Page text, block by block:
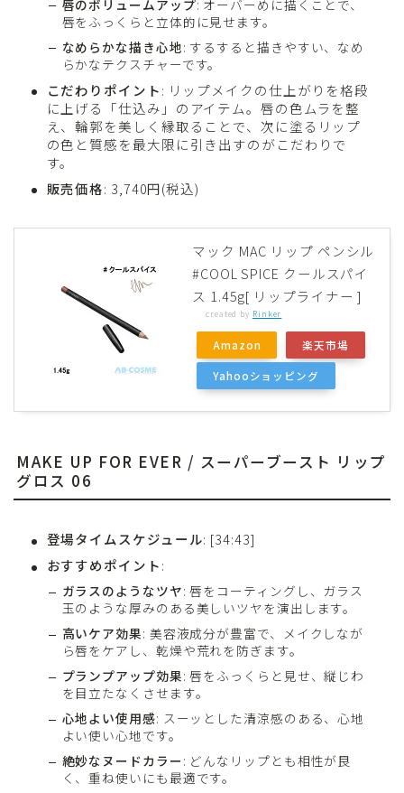
唇のボリュームアップ: オーバーめに描くことで、
唇をふっくらと立体的に見せます。
なめらかな描き心地: するすると描きやすい、なめ
らかなテクスチャーです。
こだわりポイント: リップメイクの仕上がりを格段
に上げる「仕込み」のアイテム。唇の色ムラを整
え、輪郭を美しく縁取ることで、次に塗るリップ
の色と質感を最大限に引き出すのがこだわりで
す。
販売価格: 3,740円(税込)
マック MAC リップ ペンシル
#COOL SPICE クールスパイ
ス 1.45g[ リップライナー ]
created by Rinker
Amazon 楽天市場
Yahooショッピング
MAKE UP FOR EVER / スーパーブースト リップ
グロス 06
登場タイムスケジュール: [34:43]
おすすめポイント:
ガラスのようなツヤ: 唇をコーティングし、ガラス
玉のような厚みのある美しいツヤを演出します。
高いケア効果: 美容液成分が豊富で、メイクしなが
ら唇をケアし、乾燥や荒れを防ぎます。
プランプアップ効果: 唇をふっくらと見せ、縦じわ
を目立たなくさせます。
心地よい使用感: スーッとした清涼感のある、心地
よい使い心地です。
絶妙なヌードカラー : どんなリップとも相性が良
く、重ね使いにも最適です。